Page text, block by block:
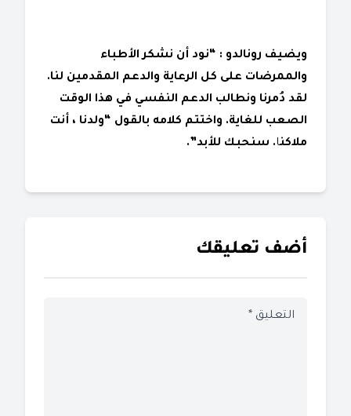
ويضيف رونالدو : “نود أن نشكر الأطباء
والممرضات على كل الرعاية والدعم المقدمين لنا.
لقد دُمرنا ونطالب الدعم النفسي في هذا الوقت
الصعب للغاية. واختتم كلامه بالقول “ولدنا ، أنت
ملاكنا. سنحبك للأبد”.
أضف تعليقك